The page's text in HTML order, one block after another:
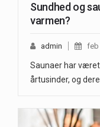
Sundhed og
varmen?
admin feb
Saunaer har
årtusinder, og